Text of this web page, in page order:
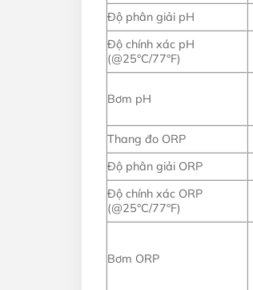
Độ phân giải pH
Độ chính xác pH
(@25°C/77°F)
Bơm pH
Thang đo ORP
Độ phân giải ORP
Độ chính xác ORP
(@25°C/77°F)
Bơm ORP